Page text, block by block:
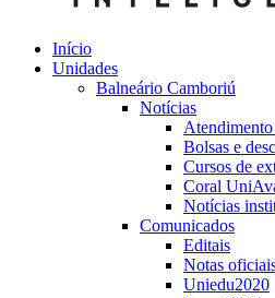
Início
Unidades
Balneário Camboriú
Notícias
Bolsas e
Cursos de
Coral
Notícias
Comunicados
Editais
Notas
Uniedu2020